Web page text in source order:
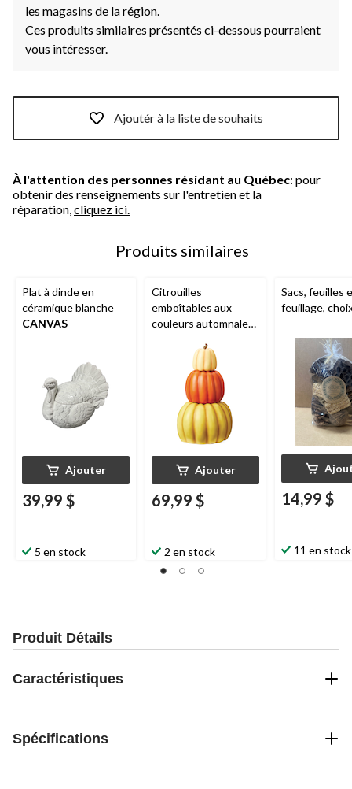
les magasins de la région.
Ces produits similaires présentés ci-dessous pourraient
vous intéresser.
Ajoutér à la liste de souhaits
À l'attention des personnes résidant au Québec: pour
obtenir des renseignements sur l'entretien et la
réparation, cliquez ici.
Produits similaires
Plat à dinde en
céramique blanche
CANVAS
Ajouter
39,99 $
5 en stock
Citrouilles
emboîtables aux
couleurs automnales
Ajouter
69,99 $
2 en stock
Sacs, feuilles
feuillage,
14,99 $
11 en stock
Produit Détails
Caractéristiques
Spécifications